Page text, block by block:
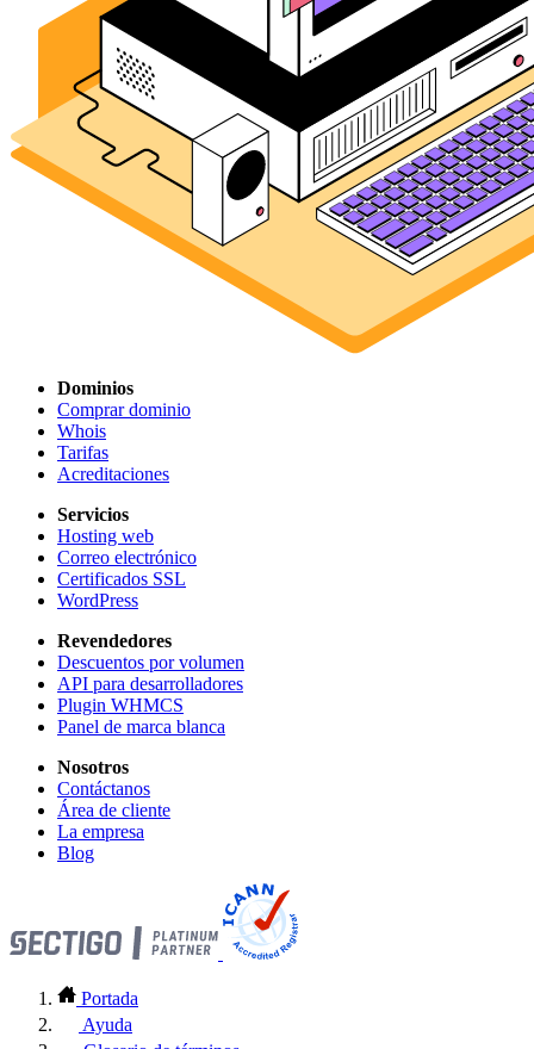
Dominios
Comprar dominio
Whois
Tarifas
Acreditaciones
Servicios
Hosting web
Correo electrónico
Certificados SSL
WordPress
Revendedores
Descuentos por volumen
API para desarrolladores
Plugin WHMCS
Panel de marca blanca
Nosotros
Contáctanos
Área de cliente
La empresa
Blog
Portada
Ayuda